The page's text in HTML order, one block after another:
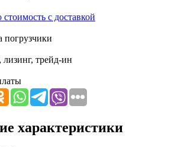
с доставкой
погрузчики
трейд-ин
характеристики